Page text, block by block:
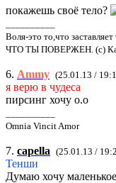
покажешь своё тело?
Воля-это то,что
ЧТО ТЫ ПОВЕРЖЕН. (с)
6. Ammy (25.01.13 /
я верю в чудеса
пирсинг хочу о.о
Omnia Vincit Amor
7. capella (25.01.13 /
Тенши
Думаю хочу